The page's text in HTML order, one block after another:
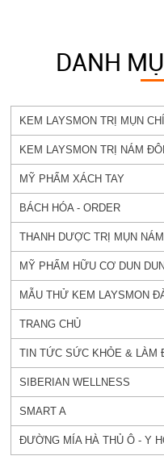
DANH
KEM LAYSMON TRỊ MỤN
KEM LAYSMON TRỊ NÁM
MỸ PHẨM XÁCH TAY
BÁCH HÓA - ORDER
THANH DƯỢC TRỊ MỤN
MỸ PHẨM HỮU CƠ DUN
MẪU THỬ KEM LAYSMON
TRANG CHỦ
TIN TỨC SỨC KHỎE & LÀM
SIBERIAN WELLNESS
SMART A
ĐƯỜNG MÍA HÀ THỦ Ô - Y